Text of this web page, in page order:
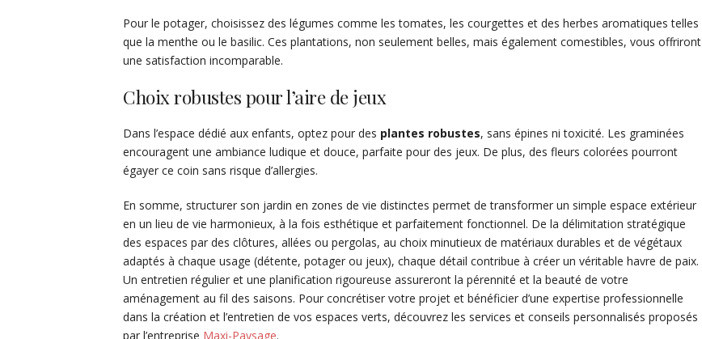
Pour le potager, choisissez des légumes comme les tomates, les courgettes et des herbes aromatiques telles
que la menthe ou le basilic. Ces plantations, non seulement belles, mais également comestibles, vous offriront
une satisfaction incomparable.
Choix robustes pour l’aire de jeux
Dans l’espace dédié aux enfants, optez pour des plantes robustes, sans épines ni toxicité. Les graminées
encouragent une ambiance ludique et douce, parfaite pour des jeux. De plus, des fleurs colorées pourront
égayer ce coin sans risque d’allergies.
En somme, structurer son jardin en zones de vie distinctes permet de transformer un simple espace extérieur
en un lieu de vie harmonieux, à la fois esthétique et parfaitement fonctionnel. De la délimitation stratégique
des espaces par des clôtures, allées ou pergolas, au choix minutieux de matériaux durables et de végétaux
adaptés à chaque usage (détente, potager ou jeux), chaque détail contribue à créer un véritable havre de paix.
Un entretien régulier et une planification rigoureuse assureront la pérennité et la beauté de votre
aménagement au fil des saisons. Pour concrétiser votre projet et bénéficier d’une expertise professionnelle
dans la création et l’entretien de vos espaces verts, découvrez les services et conseils personnalisés proposés
par l’entreprise Maxi-Paysage.